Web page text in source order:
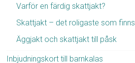
Varför en färdig skattjakt?
Skattjakt – det roligaste som finns
Äggjakt och skattjakt till påsk
Inbjudningskort till barnkalas